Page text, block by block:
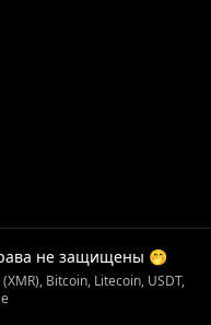
не защищены 🤭
Bitcoin, Litecoin, USDT,